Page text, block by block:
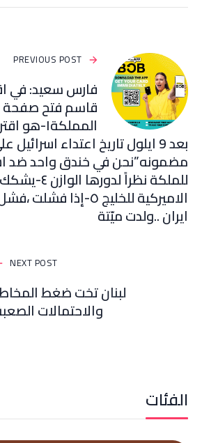
PREVIOUS POST
فارس سعيد: ‏في
قاسم فتح صفحة
المملكة١-
للملكة نظراً
الاميركية للخليج ٥-
ايران ..ولدت ميّتة
NEXT POST
لبنان تخت ضغط
والاحتمالات
الفئات